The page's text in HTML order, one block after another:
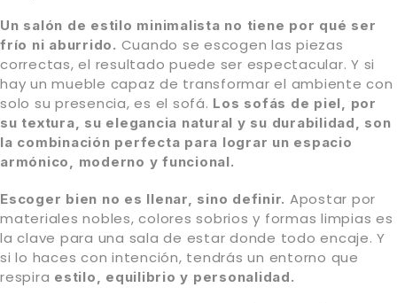
Un salón de estilo minimalista no tiene por qué ser
frío ni aburrido. Cuando se escogen las piezas
correctas, el resultado puede ser espectacular. Y si
hay un mueble capaz de transformar el ambiente con
solo su presencia, es el sofá. Los sofás de piel, por
su textura, su elegancia natural y su durabilidad, son
la combinación perfecta para lograr un espacio
armónico, moderno y funcional.
Escoger bien no es llenar, sino definir. Apostar por
materiales nobles, colores sobrios y formas limpias es
la clave para una sala de estar donde todo encaje. Y
si lo haces con intención, tendrás un entorno que
respira estilo, equilibrio y personalidad.